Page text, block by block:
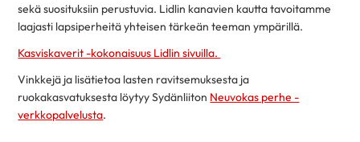
sekä suosituksiin perustuvia. Lidlin kanavien kautta tavoitamme
laajasti lapsiperheitä yhteisen tärkeän teeman ympärillä.
Kasviskaverit -kokonaisuus Lidlin sivuilla.
Vinkkejä ja lisätietoa lasten ravitsemuksesta ja
ruokakasvatuksesta löytyy Sydänliiton Neuvokas perhe -
verkkopalvelusta.